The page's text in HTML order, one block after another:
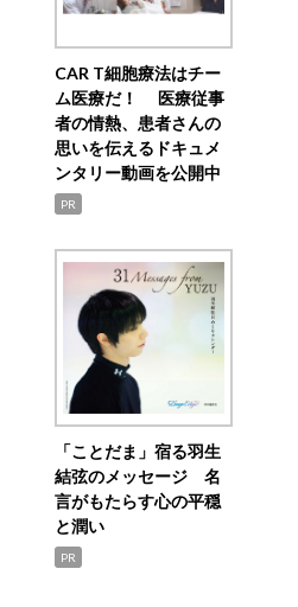
CAR T細胞療法はチー
ム医療だ！ 医療従事
者の情熱、患者さんの
思いを伝えるドキュメ
ンタリー動画を公開中
PR
「ことだま」宿る羽生
結弦のメッセージ 名
言がもたらす心の平穏
と潤い
PR